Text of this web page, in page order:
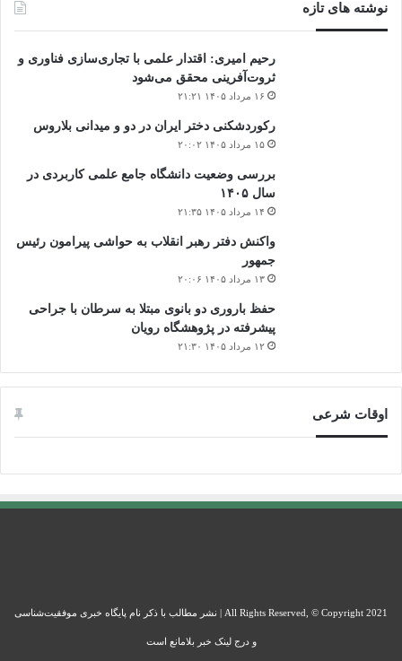
نوشته های تازه
رحیم امیری: اقتدار علمی با تجاری‌سازی فناوری و
ثروت‌آفرینی محقق می‌شود
۱۶ مرداد ۱۴۰۵ ۲۱:۲۱
رکوردشکنی دختر ایران در دو و میدانی بلاروس
۱۵ مرداد ۱۴۰۵ ۲۰:۰۲
بررسی وضعیت دانشگاه جامع علمی کاربردی در
سال ۱۴۰۵
۱۴ مرداد ۱۴۰۵ ۲۱:۳۵
واکنش دفتر رهبر انقلاب به حواشی پیرامون رئیس
جمهور
۱۳ مرداد ۱۴۰۵ ۲۰:۰۶
حفظ باروری دو بانوی مبتلا به سرطان با جراحی
پیشرفته در پژوهشگاه رویان
۱۲ مرداد ۱۴۰۵ ۲۱:۳۰
اوقات شرعی
All Rights Reserved, © Copyright 2021 | نشر مطالب با ذکر نام پایگاه خبری موفقیت‌شناسی
و درج لینک خبر بلامانع است